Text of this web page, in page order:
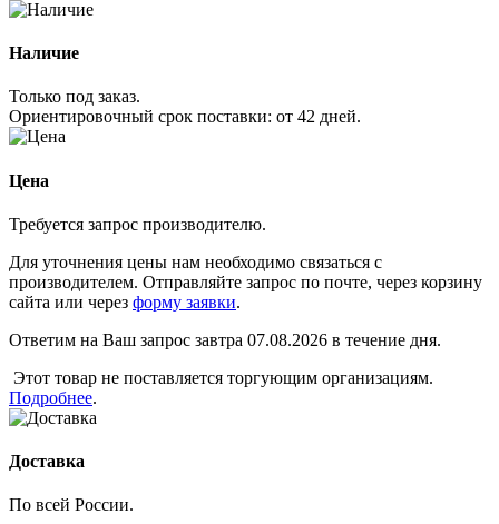
Наличие
Только под заказ.
Ориентировочный срок поставки: от 42 дней.
Цена
Требуется запрос производителю.
Для уточнения цены нам необходимо связаться с
производителем. Отправляйте запрос по почте, через корзину
сайта или через форму заявки.
Ответим на Ваш запрос завтра 07.08.2026 в течение дня.
Этот товар не поставляется торгующим организациям.
Подробнее.
Доставка
По всей России.